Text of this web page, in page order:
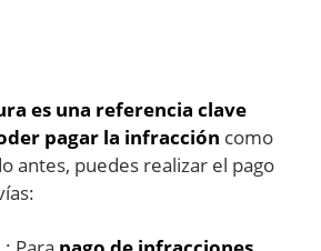
es una referencia clave
pagar la infracción como
antes, puedes realizar el pago